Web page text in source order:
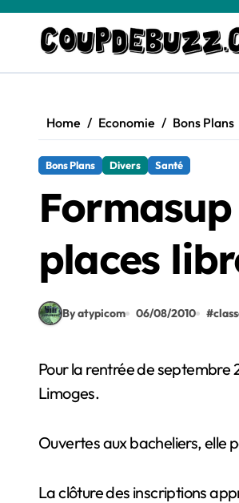
content
Home Economie Bons Plans
Bons Plans Divers Santé
places
By atypicom 06/08/2010 #
Pour la rentrée de septembre 2010, il est encore possible d’intégrer les classes prepa infirmier de l’Ecole d’enseignement supérieur Formasup basé à
Limoges.
Ouvertes aux bacheliers, elle
La clôture des inscriptions